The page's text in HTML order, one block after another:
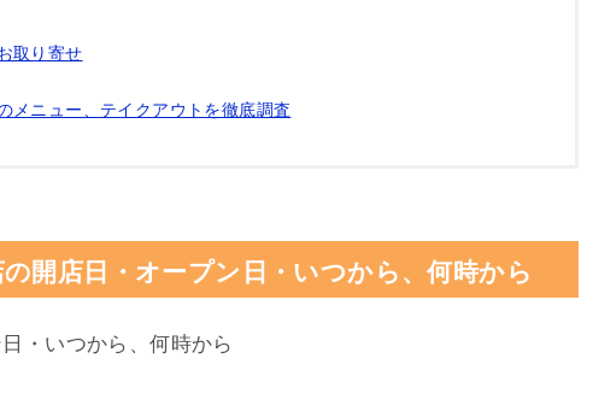
取り寄せ
メニュー、テイクアウトを徹底調査
開店日・オープン日・いつから、何時から
・いつから、何時から